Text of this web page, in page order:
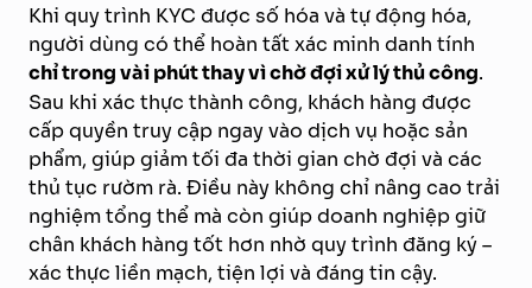
Khi quy trình KYC được số hóa và tự động hóa,
người dùng có thể hoàn tất xác minh danh tính
chỉ trong vài phút thay vì chờ đợi xử lý thủ công.
Sau khi xác thực thành công, khách hàng được
cấp quyền truy cập ngay vào dịch vụ hoặc sản
phẩm, giúp giảm tối đa thời gian chờ đợi và các
thủ tục rườm rà. Điều này không chỉ nâng cao trải
nghiệm tổng thể mà còn giúp doanh nghiệp giữ
chân khách hàng tốt hơn nhờ quy trình đăng ký –
xác thực liền mạch, tiện lợi và đáng tin cậy.